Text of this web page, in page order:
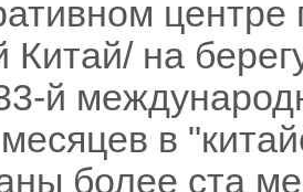
Китай/ на
й
в
более ста